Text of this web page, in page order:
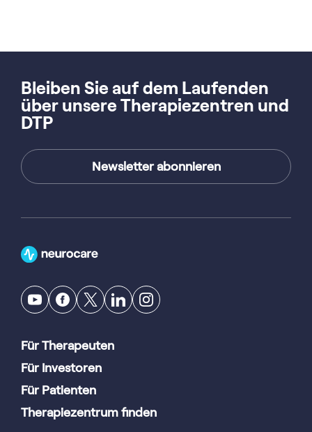
Bleiben Sie auf dem Laufenden
über unsere Therapiezentren und
DTP
Newsletter abonnieren
Für Therapeuten
Für Investoren
Für Patienten
Therapiezentrum finden